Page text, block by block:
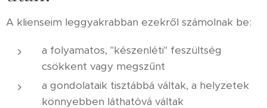
A klienseim leggyakrabban ezekről számolnak be:
a folyamatos, "készenléti" feszültség
csökkent vagy megszűnt
a gondolataik tisztábbá váltak, a helyzetek
könnyebben láthatóvá váltak